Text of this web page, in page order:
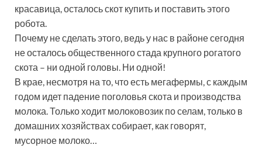
красавица, осталось скот купить и поставить этого
робота.
Почему не сделать этого, ведь у нас в районе сегодня
не осталось общественного стада крупного рогатого
скота – ни одной головы. Ни одной!
В крае, несмотря на то, что есть мегафермы, с каждым
годом идет падение поголовья скота и производства
молока. Только ходит молоковозик по селам, только в
домашних хозяйствах собирает, как говорят,
мусорное молоко…